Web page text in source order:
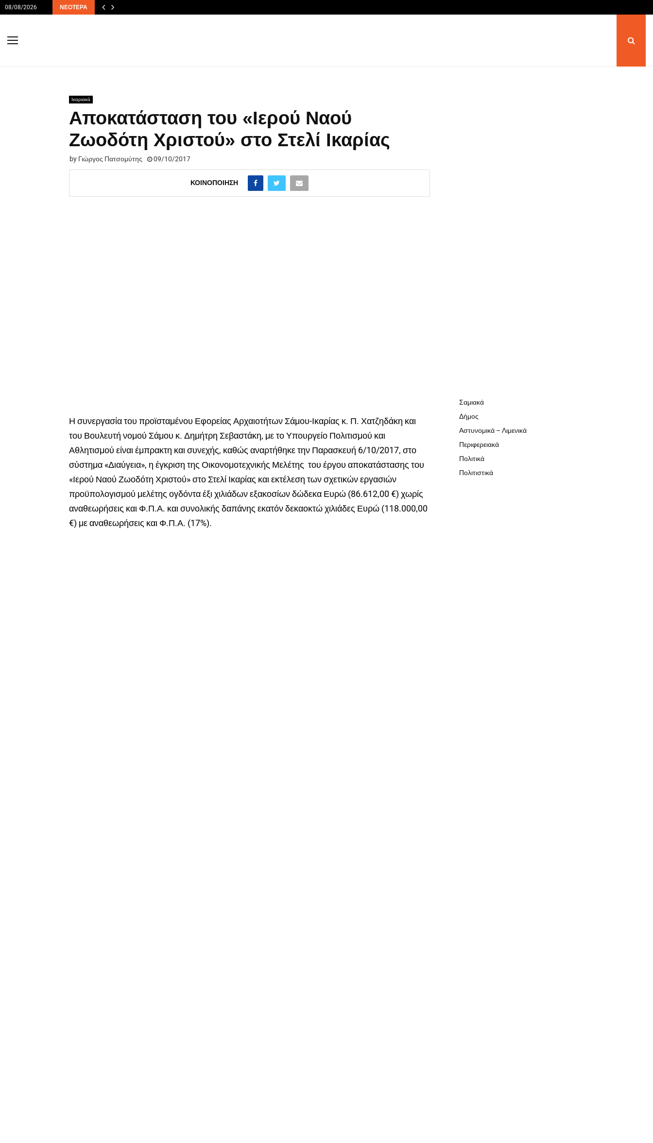
08/08/2026 ΝΕΌΤΕΡΑ
Ικαριακά
Aποκατάσταση του «Ιερού Ναού
Ζωοδότη Χριστού» στο Στελί Ικαρίας
by Γιώργος Πατσομύτης 09/10/2017
ΚΟΙΝΟΠΟΊΗΣΗ
Η συνεργασία του προϊσταμένου Εφορείας Αρχαιοτήτων Σάμου-Ικαρίας κ. Π. Χατζηδάκη και
του Βουλευτή νομού Σάμου κ. Δημήτρη Σεβαστάκη, με το Υπουργείο Πολιτισμού και
Αθλητισμού είναι έμπρακτη και συνεχής, καθώς αναρτήθηκε την Παρασκευή 6/10/2017, στο
σύστημα «Διαύγεια», η έγκριση της Οικονομοτεχνικής Μελέτης του έργου αποκατάστασης του
«Ιερού Ναού Ζωοδότη Χριστού» στο Στελί Ικαρίας και εκτέλεση των σχετικών εργασιών
προϋπολογισμού μελέτης ογδόντα έξι χιλιάδων εξακοσίων δώδεκα Ευρώ (86.612,00 €) χωρίς
αναθεωρήσεις και Φ.Π.Α. και συνολικής δαπάνης εκατόν δεκαοκτώ χιλιάδες Ευρώ (118.000,00
€) με αναθεωρήσεις και Φ.Π.Α. (17%).
Σαμιακά
Δήμος
Αστυνομικά – Λιμενικά
Περιφερειακά
Πολιτικά
Πολιτιστικά